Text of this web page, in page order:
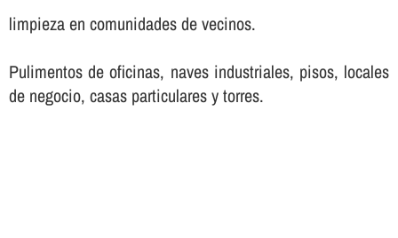
limpieza en comunidades de vecinos.
Pulimentos de oficinas, naves industriales, pisos, locales
de negocio, casas particulares y torres.